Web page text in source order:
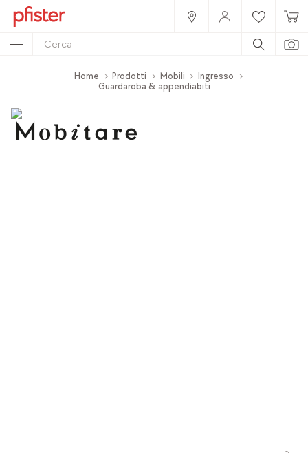
Home Prodotti Mobili
Ingresso
Guardaroba & appendiabiti